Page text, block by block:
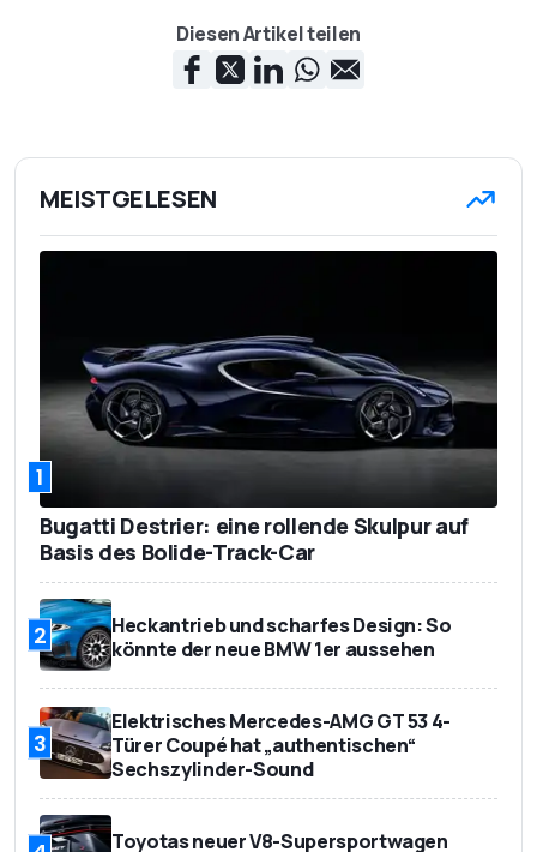
Diesen Artikel teilen
MEISTGELESEN
1
Bugatti Destrier: eine rollende Skulpur auf
Basis des Bolide-Track-Car
2
Heckantrieb und scharfes Design: So
könnte der neue BMW 1er aussehen
3
Elektrisches Mercedes-AMG GT 53 4-
Türer Coupé hat „authentischen“
Sechszylinder-Sound
Toyotas neuer V8-Supersportwagen